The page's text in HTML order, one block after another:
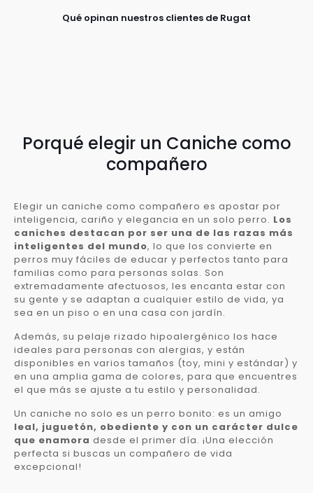
Qué opinan nuestros clientes de Rugat
Porqué elegir un Caniche como
compañero
Elegir un caniche como compañero es apostar por
inteligencia, cariño y elegancia en un solo perro. Los
caniches destacan por ser una de las razas más
inteligentes del mundo, lo que los convierte en
perros muy fáciles de educar y perfectos tanto para
familias como para personas solas. Son
extremadamente afectuosos, les encanta estar con
su gente y se adaptan a cualquier estilo de vida, ya
sea en un piso o en una casa con jardín.
Además, su pelaje rizado hipoalergénico los hace
ideales para personas con alergias, y están
disponibles en varios tamaños (toy, mini y estándar) y
en una amplia gama de colores, para que encuentres
el que más se ajuste a tu estilo y personalidad.
Un caniche no solo es un perro bonito: es un amigo
leal, juguetón, obediente y con un carácter dulce
que enamora desde el primer día. ¡Una elección
perfecta si buscas un compañero de vida
excepcional!